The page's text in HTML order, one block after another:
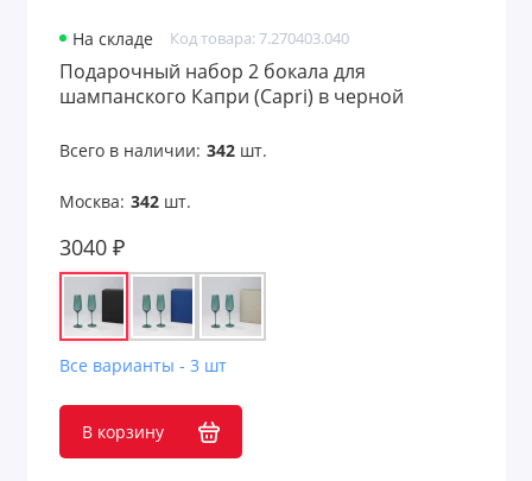
На складе Код товара: 7.270403.040
Подарочный набор 2 бокала для
шампанского Капри (Capri) в черной
Всего в наличии: 342шт.
Москва: 342шт.
3040 ₽
Все варианты - 3 шт
В корзину